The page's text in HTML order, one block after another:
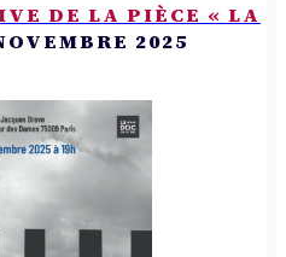
DE LA PIÈCE « LA
2025